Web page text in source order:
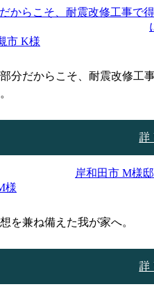
市 K様
分だからこそ、耐震改修工
詳
様
を兼ね備えた我が家へ。
詳